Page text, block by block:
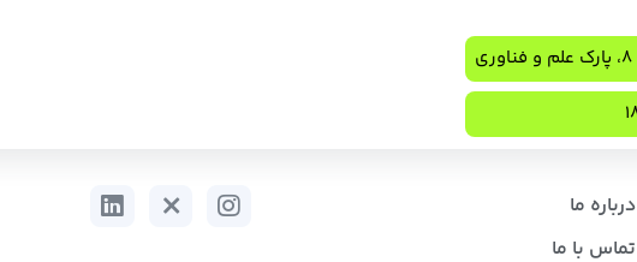
درباره ما
تماس با ما